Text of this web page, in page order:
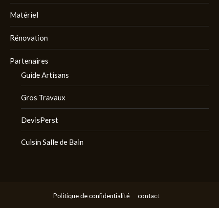
Matériel
Rénovation
Partenaires
Guide Artisans
Gros Travaux
DevisPerst
Cuisin Salle de Bain
Politique de confidentialité contact